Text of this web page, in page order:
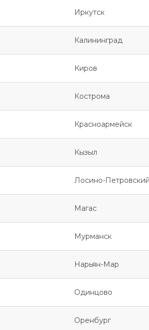
Иркутск
Калининград
Киров
Кострома
Красноармейск
Кызыл
Лосино-Петровский
Магас
Мурманск
Нарьян-Мар
Одинцово
Оренбург